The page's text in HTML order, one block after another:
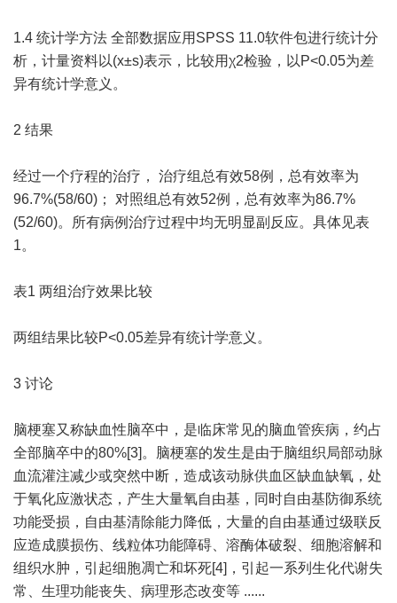
1.4 统计学方法 全部数据应用SPSS 11.0软件包进行统计分
析，计量资料以(x±s)表示，比较用χ2检验，以P<0.05为差
异有统计学意义。
2 结果
经过一个疗程的治疗， 治疗组总有效58例，总有效率为
96.7%(58/60)； 对照组总有效52例，总有效率为86.7%
(52/60)。所有病例治疗过程中均无明显副反应。具体见表
1。
表1 两组治疗效果比较
两组结果比较P<0.05差异有统计学意义。
3 讨论
脑梗塞又称缺血性脑卒中，是临床常见的脑血管疾病，约占
全部脑卒中的80%[3]。脑梗塞的发生是由于脑组织局部动脉
血流灌注减少或突然中断，造成该动脉供血区缺血缺氧，处
于氧化应激状态，产生大量氧自由基，同时自由基防御系统
功能受损，自由基清除能力降低，大量的自由基通过级联反
应造成膜损伤、线粒体功能障碍、溶酶体破裂、细胞溶解和
组织水肿，引起细胞凋亡和坏死[4]，引起一系列生化代谢失
常、生理功能丧失、病理形态改变等 ......